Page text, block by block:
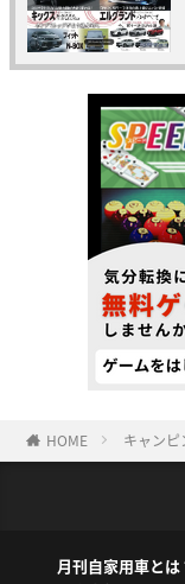
HOME キャンピ
月刊自家用車とは